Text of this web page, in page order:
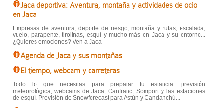
Jaca deportiva: Aventura, montaña y actividades de ocio
en Jaca
Empresas de aventura, deporte de riesgo, montaña y rutas, escalada,
vuelo, parapente, tirolinas, esquí y mucho más en Jaca y su entorno...
¿Quieres emociones? Ven a Jaca
Agenda de Jaca y sus montañas
El tiempo, webcam y carreteras
Todo lo que necesitas para preparar tu estancia: previsión
meteorológica, webcams de Jaca, Canfranc, Somport y las estaciones
de esquí. Previsión de Snowforecast para Astún y Candanchú...